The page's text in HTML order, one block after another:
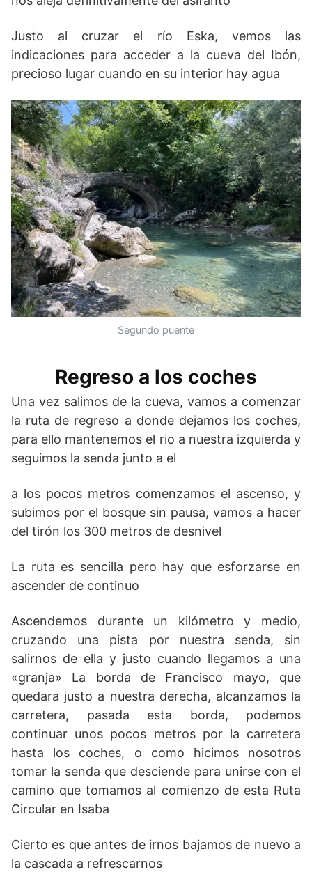
Justo al cruzar el río Eska, vemos las
indicaciones para acceder a la cueva del Ibón,
precioso lugar cuando en su interior hay agua
Segundo puente
Regreso a los coches
Una vez salimos de la cueva, vamos a comenzar
la ruta de regreso a donde dejamos los coches,
para ello mantenemos el rio a nuestra izquierda y
seguimos la senda junto a el
a los pocos metros comenzamos el ascenso, y
subimos por el bosque sin pausa, vamos a hacer
del tirón los 300 metros de desnivel
La ruta es sencilla pero hay que esforzarse en
ascender de continuo
Ascendemos durante un kilómetro y medio,
cruzando una pista por nuestra senda, sin
salirnos de ella y justo cuando llegamos a una
«granja» La borda de Francisco mayo, que
quedara justo a nuestra derecha, alcanzamos la
carretera, pasada esta borda, podemos
continuar unos pocos metros por la carretera
hasta los coches, o como hicimos nosotros
tomar la senda que desciende para unirse con el
camino que tomamos al comienzo de esta Ruta
Circular en Isaba
Cierto es que antes de irnos bajamos de nuevo a
la cascada a refrescarnos